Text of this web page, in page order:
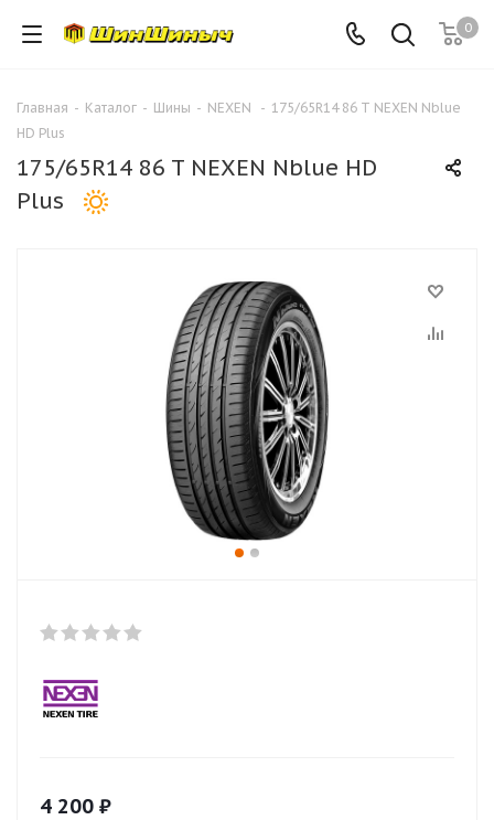
0
Главная - Каталог - Шины - NEXEN - 175/65R14 86 T NEXEN Nblue
HD Plus
175/65R14 86 T NEXEN Nblue HD
Plus
4 200 ₽